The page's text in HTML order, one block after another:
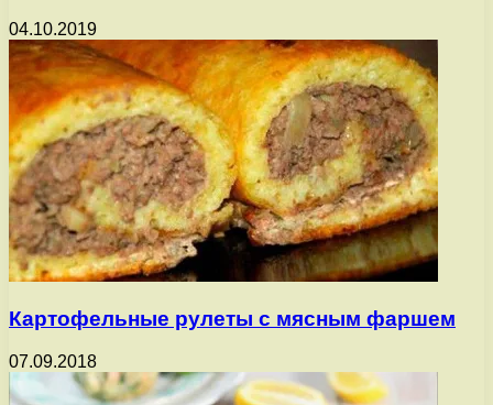
04.10.2019
Картофельные рулеты с мясным фаршем
07.09.2018